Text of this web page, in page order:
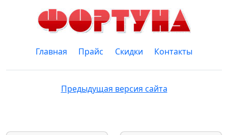
Главная Прайс Скидки Контакты
Предыдущая версия сайта